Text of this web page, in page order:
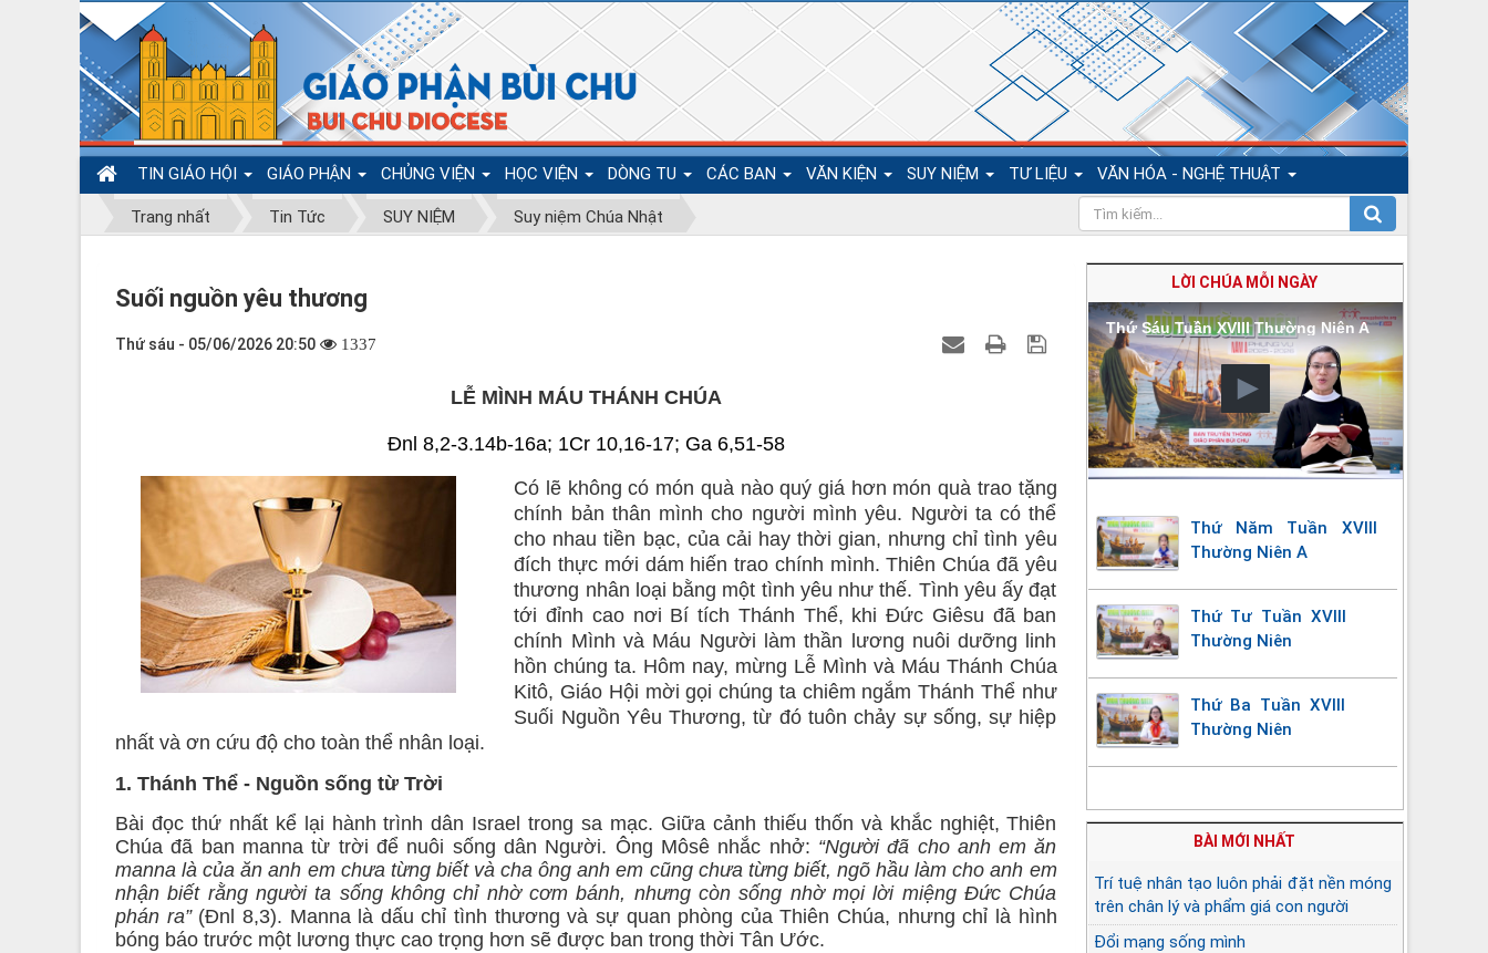
TIN GIÁO HỘI GIÁO PHẬN CHỦNG VIỆN HỌC VIỆN DÒNG TU CÁC BAN VĂN KIỆN SUY NIỆM TƯ LIỆU VĂN HÓA - NGHỆ THUẬT
Trang nhất Tin Tức SUY NIỆM Suy niệm Chúa Nhật
Suối nguồn yêu thương
Thứ sáu - 05/06/2026 20:50 1337
LỄ MÌNH MÁU THÁNH CHÚA
Đnl 8,2-3.14b-16a; 1Cr 10,16-17; Ga 6,51-58
Có lẽ không có món quà nào quý giá hơn món quà trao tặng
chính bản thân mình cho người mình yêu. Người ta có thể
cho nhau tiền bạc, của cải hay thời gian, nhưng chỉ tình yêu
đích thực mới dám hiến trao chính mình. Thiên Chúa đã yêu
thương nhân loại bằng một tình yêu như thế. Tình yêu ấy đạt
tới đỉnh cao nơi Bí tích Thánh Thể, khi Đức Giêsu đã ban
chính Mình và Máu Người làm thần lương nuôi dưỡng linh
hồn chúng ta. Hôm nay, mừng Lễ Mình và Máu Thánh Chúa
Kitô, Giáo Hội mời gọi chúng ta chiêm ngắm Thánh Thể như
Suối Nguồn Yêu Thương, từ đó tuôn chảy sự sống, sự hiệp
nhất và ơn cứu độ cho toàn thể nhân loại.
1. Thánh Thể - Nguồn sống từ Trời
Bài đọc thứ nhất kể lại hành trình dân Israel trong sa mạc. Giữa cảnh thiếu thốn và khắc nghiệt, Thiên
Chúa đã ban manna từ trời để nuôi sống dân Người. Ông Môsê nhắc nhở: “Người đã cho anh em ăn
manna là của ăn anh em chưa từng biết và cha ông anh em cũng chưa từng biết, ngõ hầu làm cho anh em
nhận biết rằng người ta sống không chỉ nhờ cơm bánh, nhưng còn sống nhờ mọi lời miệng Đức Chúa
phán ra”(Đnl 8,3). Manna là dấu chỉ tình thương và sự quan phòng của Thiên Chúa, nhưng chỉ là hình
bóng báo trước một lương thực cao trọng hơn sẽ được ban trong thời Tân Ước.
LỜI CHÚA MỖI NGÀY
Thứ Sáu Tuần XVIII Thường Niên A
Thứ Năm Tuần XVIII
Thường Niên A
Thứ Tư Tuần XVIII
Thường Niên
Thứ Ba Tuần XVIII
Thường Niên
BÀI MỚI NHẤT
Trí tuệ nhân tạo luôn phải đặt nền móng
trên chân lý và phẩm giá con người
Đổi mạng sống mình